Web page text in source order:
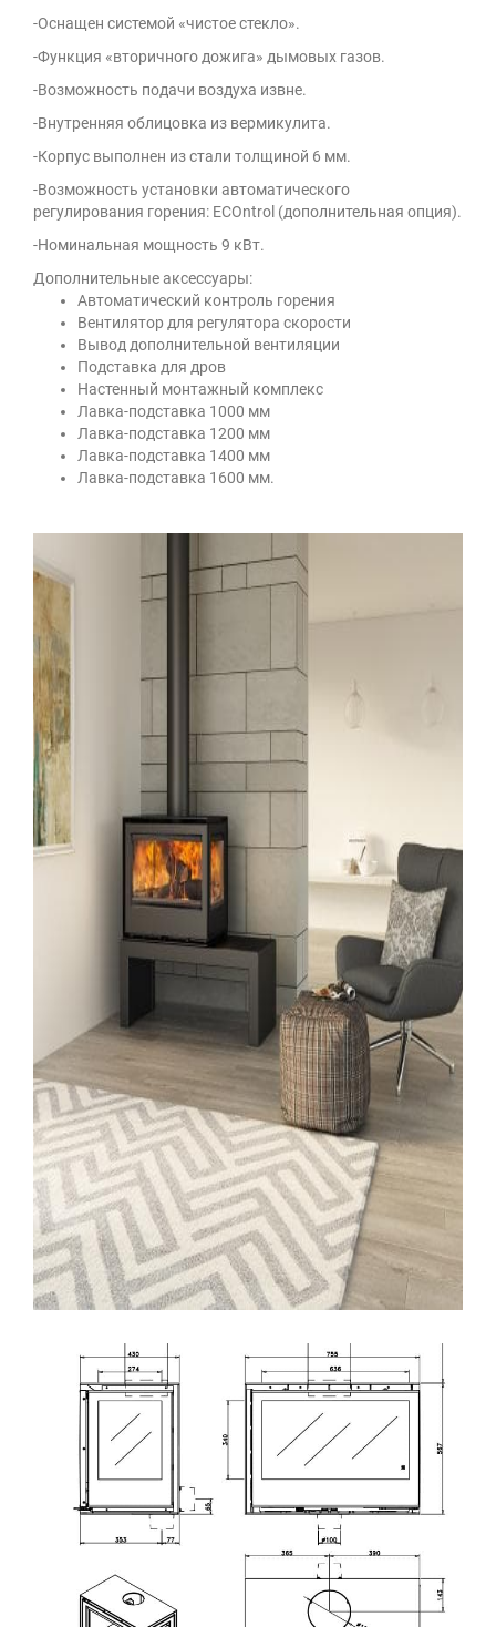
-Оснащен системой «чистое стекло».
-Функция «вторичного дожига» дымовых газов.
-Возможность подачи воздуха извне.
-Внутренняя облицовка из вермикулита.
-Корпус выполнен из стали толщиной 6 мм.
-Возможность установки автоматического
регулирования горения: ECOntrol (дополнительная опция).
-Номинальная мощность 9 кВт.
Дополнительные аксессуары:
Автоматический контроль горения
Вентилятор для регулятора скорости
Вывод дополнительной вентиляции
Подставка для дров
Настенный монтажный комплекс
Лавка-пoдставка 1000 мм
Лавка-пoдставка 1200 мм
Лавка-пoдставка 1400 мм
Лавка-пoдставка 1600 мм.